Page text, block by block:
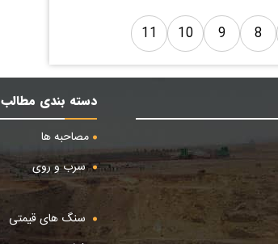
8
9
10
11
دسته بندی مطالب
مصاحبه ها
سرب و روی
سنگ های قیمتی